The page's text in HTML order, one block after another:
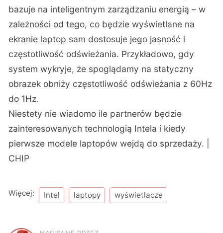
bazuje na inteligentnym zarządzaniu energią – w
zależności od tego, co będzie wyświetlane na
ekranie laptop sam dostosuje jego jasność i
częstotliwość odświeżania. Przykładowo, gdy
system wykryje, że spoglądamy na statyczny
obrazek obniży częstotliwość odświeżania z 60Hz
do 1Hz.
Niestety nie wiadomo ile partnerów będzie
zainteresowanych technologią Intela i kiedy
pierwsze modele laptopów wejdą do sprzedaży. |
CHIP
Więcej: Intel laptopy wyświetlacze